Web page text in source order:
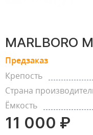
MARLBORO
Предзаказ
Крепость
Страна
Ёмкость
11 000 ₽